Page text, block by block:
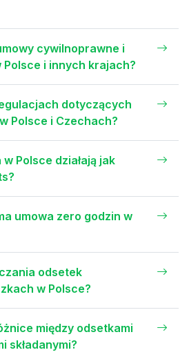
cywilnoprawne i
i innych krajach?
dotyczących
Polsce i Czechach?
Polsce działają jak
umowa zero godzin w
odsetek
w Polsce?
między odsetkami
składanymi?